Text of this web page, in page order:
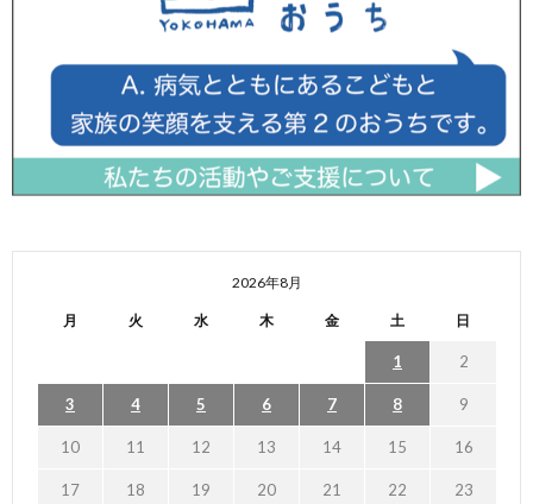
2026年8月
月 火 水 木 金 土 日
1 2
3 4 5 6 7 8 9
10 11 12 13 14 15 16
17 18 19 20 21 22 23